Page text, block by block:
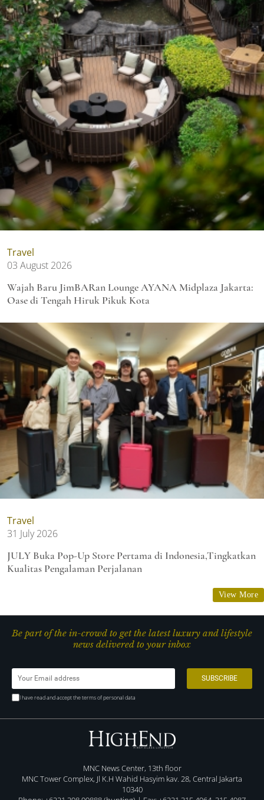
Travel
03 August 2026
Wajah Baru JimBARan Lounge AYANA Midplaza Jakarta:
Oase di Tengah Hiruk Pikuk Kota
Travel
31 July 2026
JULY Buka Pop-Up Store Pertama di Indonesia,Tingkatkan
Kualitas Pengalaman Perjalanan
View More
Be part of the in-crowd to get the latest luxury and lifestyle
news delivered to your inbox
I have read and accept the terms of personal data
MNC News Center, 13th floor
MNC Tower Complex, Jl K.H Wahid Hasyim kav. 28, Central Jakarta
10340